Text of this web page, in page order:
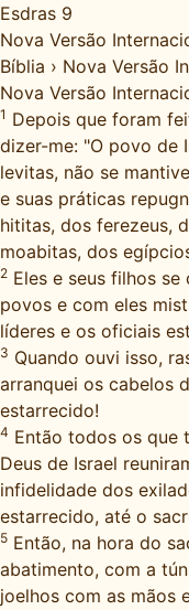
Esdras 9
Nova Versão
Bíblia › Nova Versão
Nova Versão
1 Depois que foram
dizer-me: "O povo de
levitas, não se
e suas práticas
hititas, dos ferezeus,
moabitas, dos
2 Eles e seus filhos
povos e com eles
líderes e os oficiais
3 Quando ouvi isso,
arranquei os cabelos
estarrecido!
4 Então todos os que
Deus de Israel
infidelidade dos
estarrecido, até o
5 Então, na hora do
abatimento, com a
joelhos com as mãos